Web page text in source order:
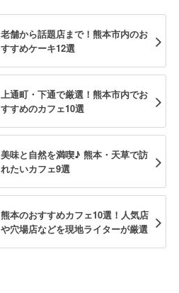
老舗から話題店まで！熊本市内のお
すすめケーキ12選
上通町・下通で厳選！熊本市内でお
すすめのカフェ10選
美味と自然を満喫♪ 熊本・天草で訪
れたいカフェ9選
熊本のおすすめカフェ10選！人気店
や穴場店などを現地ライターが厳選